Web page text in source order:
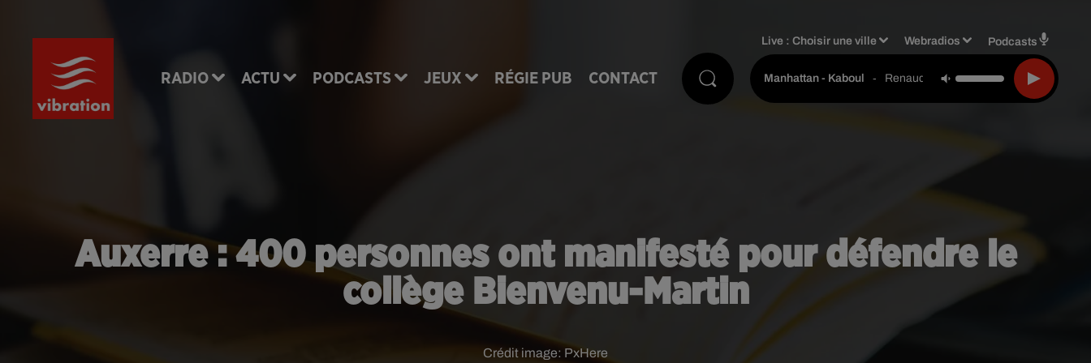
RADIO ACTU PODCASTS JEUX RÉGIE PUB CONTACT
Live :Choisir une ville Webradios Podcasts
Manhattan - Kaboul - Renaud & Axelle Red
Auxerre : 400 personnes ont manifesté pour défendre le
collège Bienvenu-Martin
Crédit image: PxHere